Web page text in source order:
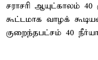
சராசரி ஆயுட்காலம்
கூட்டமாக வாழக்
குறைந்தபட்சம் 40